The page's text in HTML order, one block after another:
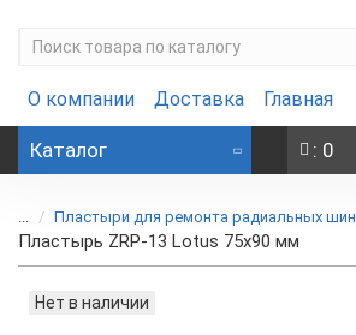
О компании Доставка Главная
Каталог : 0
... Пластыри для ремонта радиальных шин
Пластырь ZRP-13 Lotus 75х90 мм
Нет в наличии